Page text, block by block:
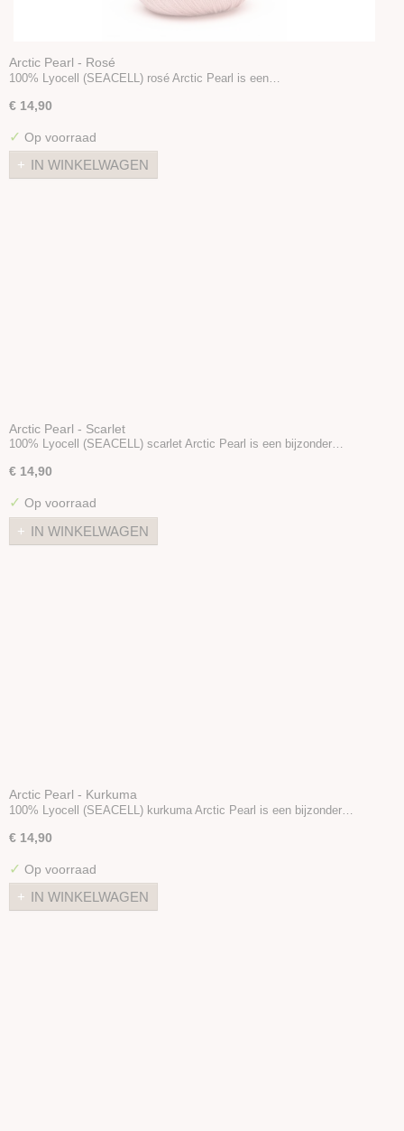
Boeken en Patronen
Arctic Pearl - Rosé
100% Lyocell (SEACELL) rosé Arctic Pearl is een…
€ 14,90
✓ Op voorraad
IN WINKELWAGEN
Arctic Pearl - Scarlet
100% Lyocell (SEACELL) scarlet Arctic Pearl is een bijzonder…
€ 14,90
✓ Op voorraad
IN WINKELWAGEN
Arctic Pearl - Kurkuma
100% Lyocell (SEACELL) kurkuma Arctic Pearl is een bijzonder…
€ 14,90
✓ Op voorraad
IN WINKELWAGEN